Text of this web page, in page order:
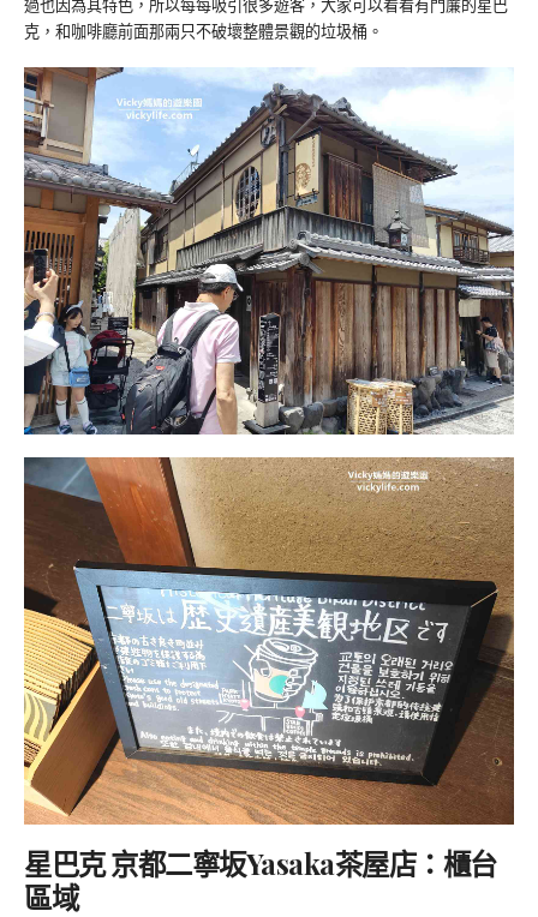
過也因為其特色，所以每每吸引很多遊客，大家可以看看有門簾的星巴
克，和咖啡廳前面那兩只不破壞整體景觀的垃圾桶。
星巴克 京都二寧坂Yasaka茶屋店：櫃台
區域